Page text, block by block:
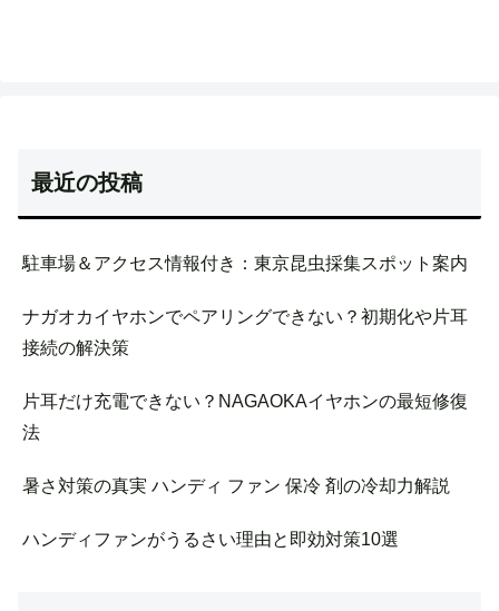
最近の投稿
駐車場＆アクセス情報付き：東京昆虫採集スポット案内
ナガオカイヤホンでペアリングできない？初期化や片耳
接続の解決策
片耳だけ充電できない？NAGAOKAイヤホンの最短修復
法
暑さ対策の真実 ハンディ ファン 保冷 剤の冷却力解説
ハンディファンがうるさい理由と即効対策10選